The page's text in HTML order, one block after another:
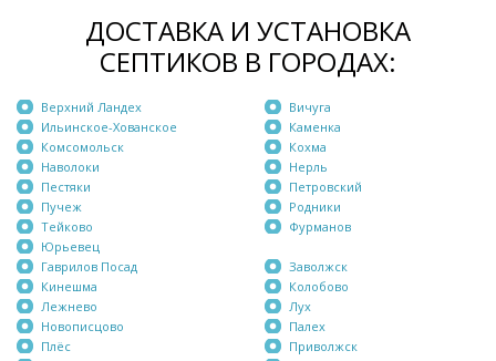
ДОСТАВКА И УСТАНОВКА
СЕПТИКОВ В ГОРОДАХ:
Верхний Ландех
Ильинское-Хованское
Комсомольск
Наволоки
Пестяки
Пучеж
Тейково
Юрьевец
Вичуга
Каменка
Кохма
Нерль
Петровский
Родники
Фурманов
Гаврилов Посад
Кинешма
Лежнево
Новописцово
Плёс
Заволжск
Колобово
Лух
Палех
Приволжск